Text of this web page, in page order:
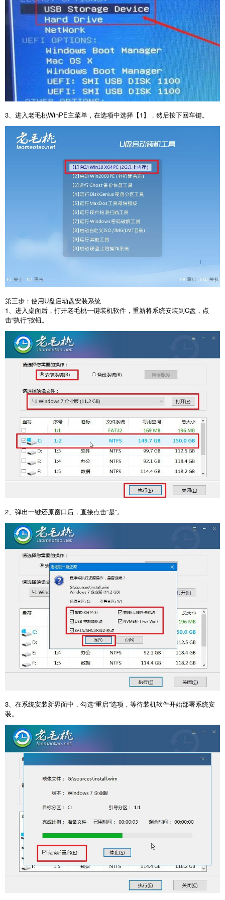
3、进入老毛桃WinPE主菜单，在选项中选择【1】，然后按下回车键。
第三步：使用U盘启动盘安装系统
1
、进入桌面后，打开老毛桃一键装机软件，重新将系统安装到C盘，点
击“执行”按钮。
2、弹出一键还原窗口后，直接点击“是”。
3、在系统安装新界面中，勾选“重启”选项，等待装机软件开始部署系统安
装。